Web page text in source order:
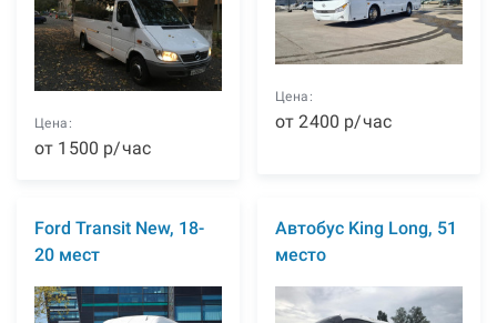
Цена:
от 1500 р/час
Цена:
от2400 р/час
Ford Transit New, 18-
20 мест
Автобус King Long, 51
место